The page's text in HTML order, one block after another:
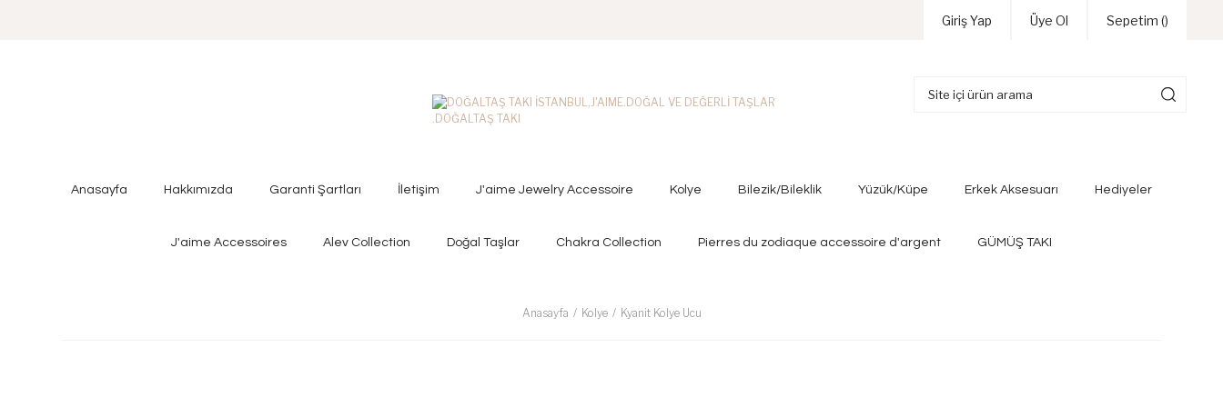
Giriş Yap Üye Ol Sepetim ()
Anasayfa Hakkımızda Garanti Şartları İletişim J'aime Jewelry Accessoire Kolye Bilezik/Bileklik Yüzük/Küpe Erkek Aksesuarı Hediyeler
J'aime Accessoires Alev Collection Doğal Taşlar Chakra Collection Pierres du zodiaque accessoire d'argent GÜMÜŞ TAKI
Anasayfa Kolye Kyanit Kolye Ucu